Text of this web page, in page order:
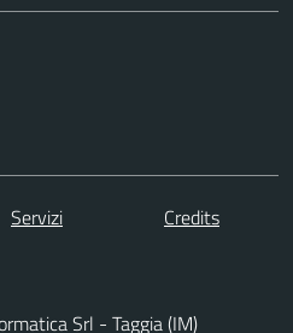
Servizi
Credits
Srl - Taggia (IM)